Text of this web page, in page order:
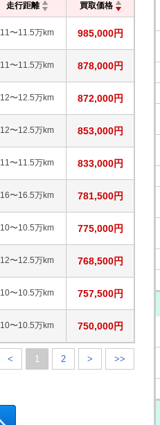
走行距離 買取価格
11〜11.5万km 985,000円
11〜11.5万km 878,000円
12〜12.5万km 872,000円
12〜12.5万km 853,000円
11〜11.5万km 833,000円
16〜16.5万km 781,500円
10〜10.5万km 775,000円
12〜12.5万km 768,500円
10〜10.5万km 757,500円
10〜10.5万km 750,000円
< 1 2 > >>